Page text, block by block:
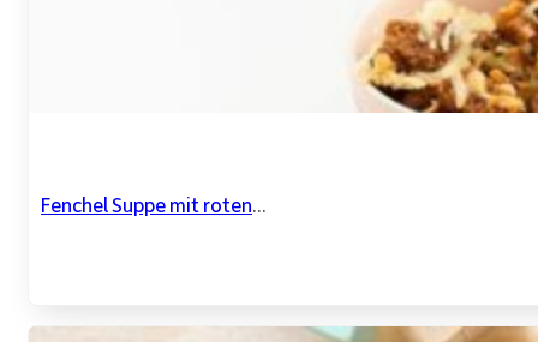
Fenchel Suppe mit roten...